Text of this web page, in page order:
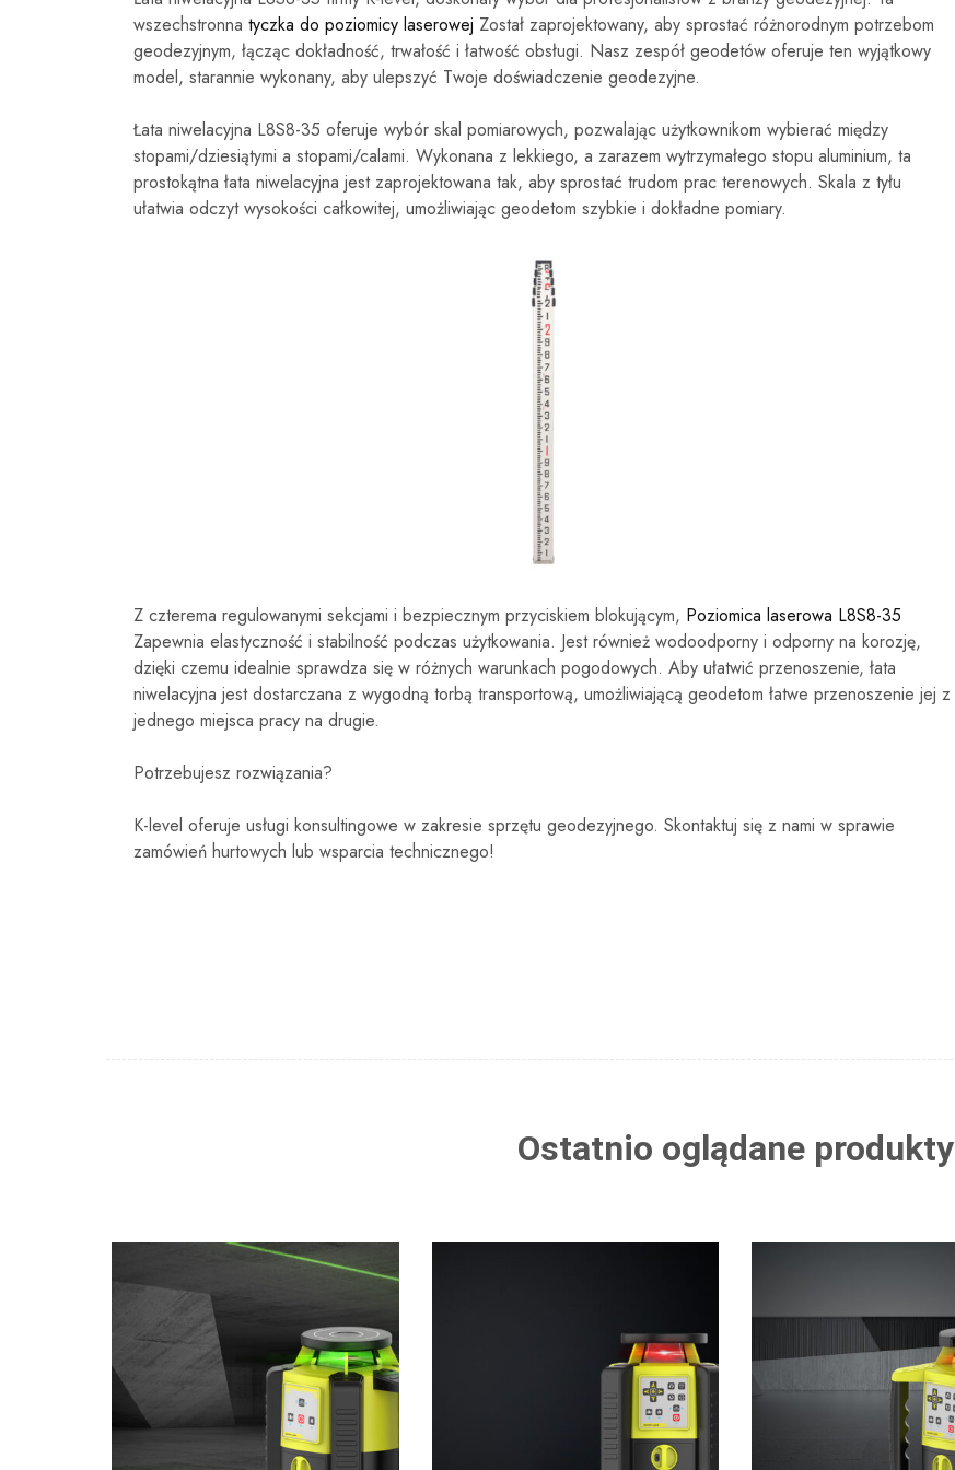
wszechstronna tyczka do poziomicy laserowej Został zaprojektowany, aby sprostać różnorodnym potrzebom
geodezyjnym, łącząc dokładność, trwałość i łatwość obsługi. Nasz zespół geodetów oferuje ten wyjątkowy
model, starannie wykonany, aby ulepszyć Twoje doświadczenie geodezyjne.
Łata niwelacyjna L8S8-35 oferuje wybór skal pomiarowych, pozwalając użytkownikom wybierać między
stopami/dziesiątymi a stopami/calami. Wykonana z lekkiego, a zarazem wytrzymałego stopu aluminium, ta
prostokątna łata niwelacyjna jest zaprojektowana tak, aby sprostać trudom prac terenowych. Skala z tyłu
ułatwia odczyt wysokości całkowitej, umożliwiając geodetom szybkie i dokładne pomiary.
Z czterema regulowanymi sekcjami i bezpiecznym przyciskiem blokującym, Poziomica laserowa L8S8-35
Zapewnia elastyczność i stabilność podczas użytkowania. Jest również wodoodporny i odporny na korozję,
dzięki czemu idealnie sprawdza się w różnych warunkach pogodowych. Aby ułatwić przenoszenie, łata
niwelacyjna jest dostarczana z wygodną torbą transportową, umożliwiającą geodetom łatwe przenoszenie jej z
jednego miejsca pracy na drugie.
Potrzebujesz rozwiązania?
K-level oferuje usługi konsultingowe w zakresie sprzętu geodezyjnego. Skontaktuj się z nami w sprawie
zamówień hurtowych lub wsparcia technicznego!
Ostatnio oglądane produkty